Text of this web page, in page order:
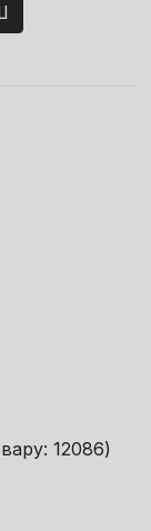
12086)